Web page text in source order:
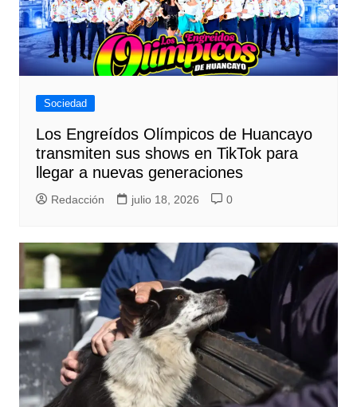
Sociedad
Los Engreídos Olímpicos de Huancayo
transmiten sus shows en TikTok para
llegar a nuevas generaciones
Redacción julio 18, 2026 0